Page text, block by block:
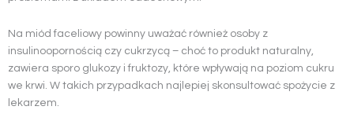
Na miód faceliowy powinny uważać również osoby z
insulinoopornością czy cukrzycą – choć to produkt naturalny,
zawiera sporo glukozy i fruktozy, które wpływają na poziom cukru
we krwi. W takich przypadkach najlepiej skonsultować spożycie z
lekarzem.